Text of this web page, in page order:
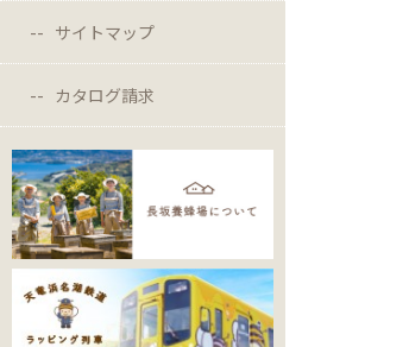
サイトマップ
カタログ請求